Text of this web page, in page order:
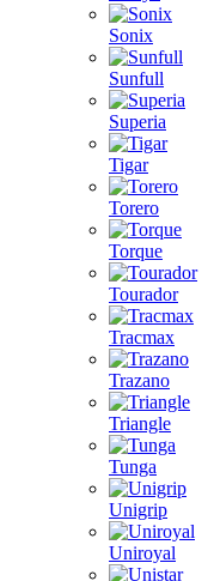
Sonix
Sunfull
Superia
Tigar
Torero
Torque
Tourador
Tracmax
Trazano
Triangle
Tunga
Unigrip
Uniroyal